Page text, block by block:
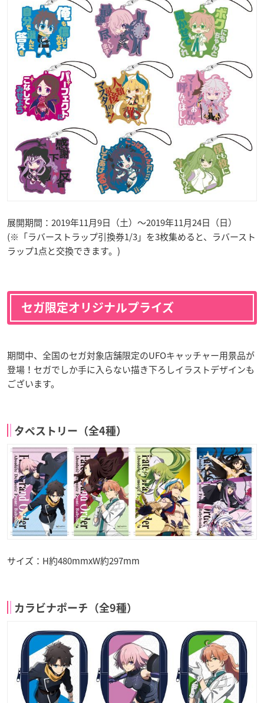
展開期間：2019年11月9日（土）～2019年11月24日（日）
(※「ラバーストラップ引換券1/3」を3枚集めると、ラバースト
ラップ1点と交換できます。)
セガ限定オリジナルプライズ
期間中、全国のセガ対象店舗限定のUFOキャッチャー用景品が
登場！セガでしか手に入らない描き下ろしイラストデザインも
ございます。
タペストリー（全4種）
サイズ：H約480mmxW約297mm
カラビナポーチ（全9種）